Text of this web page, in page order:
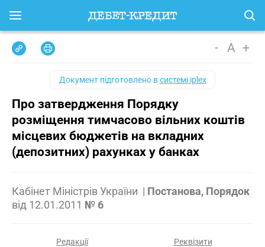
- A +
Документ підготовлено всистемі iplex
Про затвердження Порядку
розміщення тимчасово вільних коштів
місцевих бюджетів на вкладних
(депозитних) рахунках у банках
Кабінет Міністрів України | Постанова, Порядок
від 12.01.2011 № 6
Редакції Реквізити